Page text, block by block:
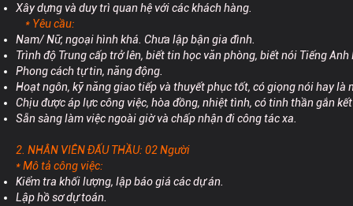
Xây dựng và duy trì quan hệ với các khách hàng.
* Yêu cầu:
Nam/ Nữ, ngoại hình khá. Chưa lập bận gia đình.
Trình độ Trung cấp trở lên, biết tin học văn phòng, biết nói Tiếng
Phong cách tự tin, năng động.
Hoạt ngôn, kỹ năng giao tiếp và thuyết phục tốt, có giọng nói hay là
Chịu được áp lực công việc, hòa đồng, nhiệt tình, có tinh thần gắn
Sẵn sàng làm việc ngoài giờ và chấp nhận đi công tác xa.
2. NHÂN VIÊN ĐẤU THẦU: 02 Người
* Mô tả công việc:
Kiểm tra khối lượng, lập báo giá các dự án.
Lập hồ sơ dự toán.